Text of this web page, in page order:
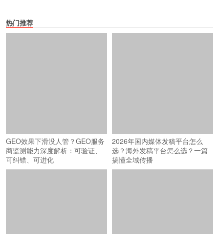
热门推荐
GEO效果下滑没人管？GEO服务
商监测能力深度解析：可验证、
可纠错、可进化
2026年国内媒体发稿平台怎么
选？海外发稿平台怎么选？一篇
搞懂全域传播